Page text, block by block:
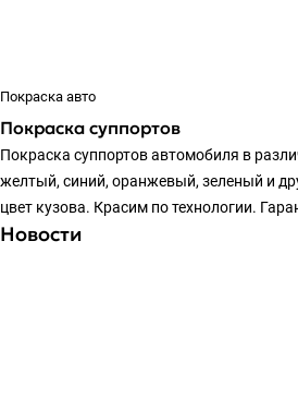
Покраска авто
Покраска суппортов
Покраска суппортов автомобиля в
желтый, синий, оранжевый, зеленый и
цвет кузова. Красим по технологии.
Новости